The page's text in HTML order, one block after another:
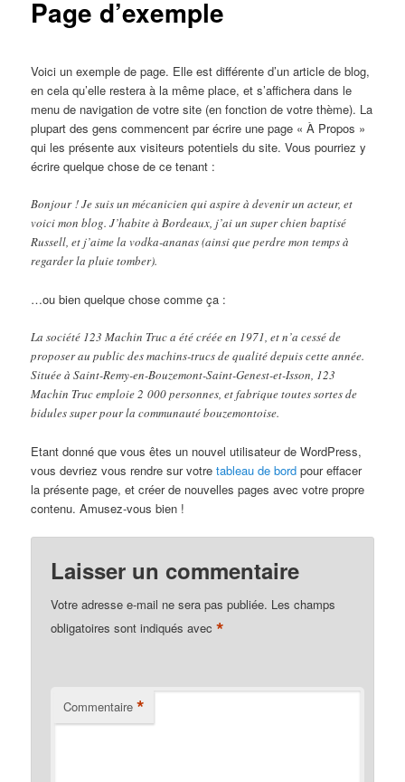
Page d’exemple
Voici un exemple de page. Elle est différente d’un article de blog,
en cela qu’elle restera à la même place, et s’affichera dans le
menu de navigation de votre site (en fonction de votre thème). La
plupart des gens commencent par écrire une page « À Propos »
qui les présente aux visiteurs potentiels du site. Vous pourriez y
écrire quelque chose de ce tenant :
Bonjour ! Je suis un mécanicien qui aspire à devenir un acteur, et
voici mon blog. J’habite à Bordeaux, j’ai un super chien baptisé
Russell, et j’aime la vodka-ananas (ainsi que perdre mon temps à
regarder la pluie tomber).
…ou bien quelque chose comme ça :
La société 123 Machin Truc a été créée en 1971, et n’a cessé de
proposer au public des machins-trucs de qualité depuis cette année.
Située à Saint-Remy-en-Bouzemont-Saint-Genest-et-Isson, 123
Machin Truc emploie 2 000 personnes, et fabrique toutes sortes de
bidules super pour la communauté bouzemontoise.
Etant donné que vous êtes un nouvel utilisateur de WordPress,
vous devriez vous rendre sur votretableau de bord pour effacer
la présente page, et créer de nouvelles pages avec votre propre
contenu. Amusez-vous bien !
Laisser un commentaire
Votre adresse e-mail ne sera pas publiée. Les champs
obligatoires sont indiqués avec*
Commentaire *